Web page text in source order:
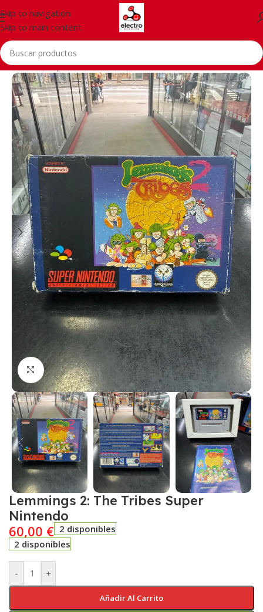
Skip to navigation
Skip to main content
Inicio/Smartphones/Accessories
Click to enlarge
Lemmings 2: The Tribes Super
Nintendo
60,00 € 2 disponibles
2 disponibles
- +
Añadir Al Carrito